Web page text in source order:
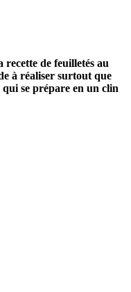
de feuilletés au
à réaliser surtout que
qui se prépare en un clin